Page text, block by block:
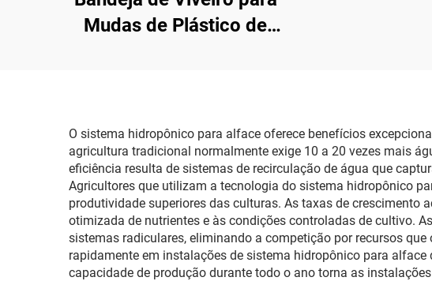
Mudas de Plástico de
Mudas,
para
O sistema hidropônico para alface oferece benefícios
agricultura tradicional normalmente exige 10 a 20 vezes mais
eficiência resulta de sistemas de recirculação de água que
Agricultores que utilizam a tecnologia do sistema hidropônico
produtividade superiores das culturas. As taxas de crescimento
otimizada de nutrientes e às condições controladas de cultivo.
sistemas radiculares, eliminando a competição por recursos
rapidamente em instalações de sistema hidropônico para
capacidade de produção durante todo o ano torna as